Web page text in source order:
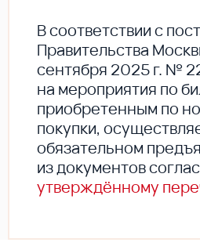
В соответствии с
Правительства
сентября 2025 г. №
на мероприятия по
приобретенным по
покупки,
обязательном
из документов
утверждённому